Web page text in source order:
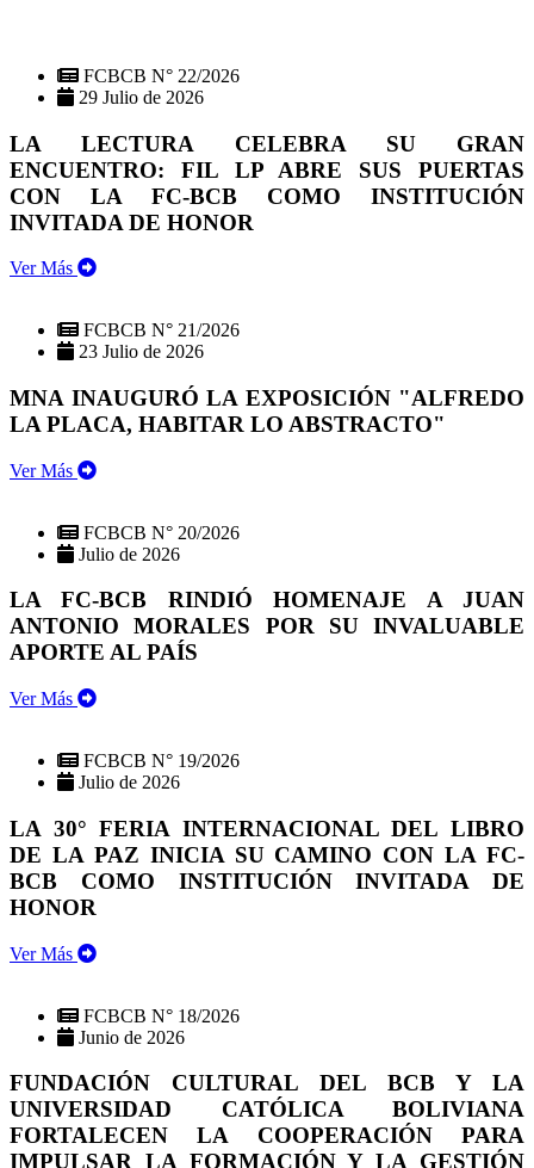
FCBCB N° 22/2026
29 Julio de 2026
LA LECTURA CELEBRA SU GRAN
ENCUENTRO: FIL LP ABRE SUS PUERTAS
CON LA FC-BCB COMO INSTITUCIÓN
INVITADA DE HONOR
Ver Más
FCBCB N° 21/2026
23 Julio de 2026
MNA INAUGURÓ LA EXPOSICIÓN "ALFREDO
LA PLACA, HABITAR LO ABSTRACTO"
Ver Más
FCBCB N° 20/2026
Julio de 2026
LA FC-BCB RINDIÓ HOMENAJE A JUAN
ANTONIO MORALES POR SU INVALUABLE
APORTE AL PAÍS
Ver Más
FCBCB N° 19/2026
Julio de 2026
LA 30° FERIA INTERNACIONAL DEL LIBRO
DE LA PAZ INICIA SU CAMINO CON LA FC-
BCB COMO INSTITUCIÓN INVITADA DE
HONOR
Ver Más
FCBCB N° 18/2026
Junio de 2026
FUNDACIÓN CULTURAL DEL BCB Y LA
UNIVERSIDAD CATÓLICA BOLIVIANA
FORTALECEN LA COOPERACIÓN PARA
IMPULSAR LA FORMACIÓN Y LA GESTIÓN